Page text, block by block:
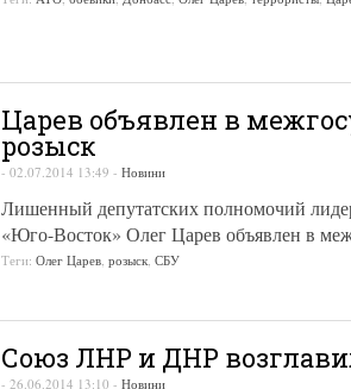
Царев объявлен в
розыск
- 02.07.2014 13:49 - Новини
Лишенный депутатских полномочий
«Юго-Восток» Олег Царев объявлен в
Теги: Олег Царев, розыск, СБУ
Союз ЛНР и ДНР
- 26.06.2014 13:10 - Новини